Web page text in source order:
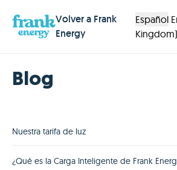
Volver a Frank
Energy
Español
Kingdom)
Blog
Nuestra tarifa de luz
¿Qué es la Carga Inteligente de Frank